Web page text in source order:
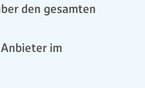
den gesamten
im